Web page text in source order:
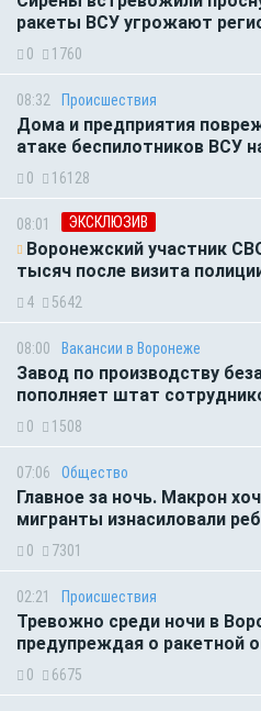
ракеты ВСУ угрожают
0 1760
08:32 Происшествия
Дома и предприятия
атаке беспилотников ВСУ
0 16128
08:01 ЭКСКЛЮЗИВ
Воронежский участник
тысяч после визита
4 5642
08:00 Вакансии в Воронеже
Завод по производству
пополняет штат
0 1508
07:06 Общество
Главное за ночь. Макрон
мигранты изнасиловали
0 7301
02:21 Происшествия
Тревожно среди ночи в
предупреждая о ракетной
0 6675